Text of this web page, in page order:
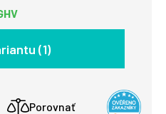
(1)
Porovnať